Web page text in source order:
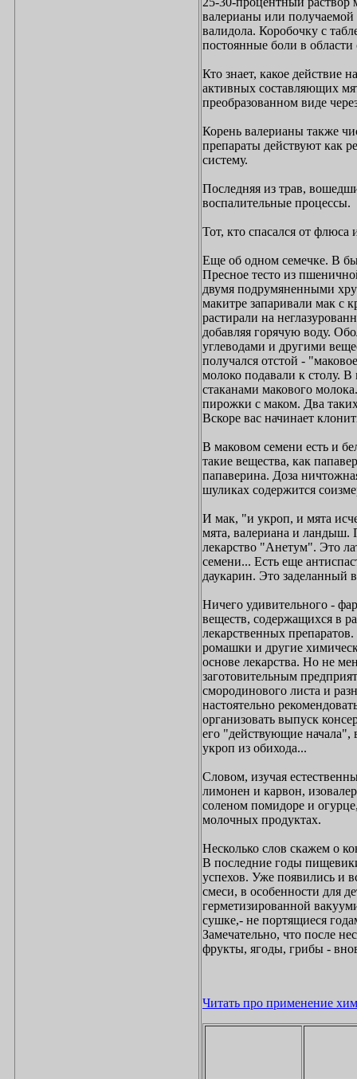
валерианы или получаемой
валидола. Коробочку с
постоянные боли в
Кто знает, какое действие
активных составляющих
преобразованном виде
Корень валерианы также
препараты действуют как
систему.
Последняя из трав,
воспалительные процессы.
Тот, кто спасался от
Еще об одном семечке. В
Пресное тесто из
двумя подрумяненными
макитре запаривали мак с
растирали на
добавляя горячую воду.
углеводами и другими
получался отстой -
молоко подавали к столу.
стаканами макового
пирожки с маком. Два
Вскоре вас начинает
В маковом семени есть и
такие вещества, как
папаверина. Доза
шуликах содержится
И мак, "и укроп, и мята
мята, валериана и ландыш.
лекарство "Анетум". Это
семени... Есть еще
даукарин. Это заделанный
Ничего удивительного -
веществ, содержащихся в
лекарственных
ромашки и другие
основе лекарства. Но не
заготовительным
смородинового листа и
настоятельно
организовать выпуск
его "действующие начала",
укроп из обихода...
Словом, изучая
лимонен и карвон,
соленом помидоре и
молочных продуктах.
Несколько слов скажем о
В последние годы
успехов. Уже появились и
смеси, в особенности для
герметизированной
сушке,- не портящиеся
Замечательно, что после
фрукты, ягоды, грибы -
Читать про применение